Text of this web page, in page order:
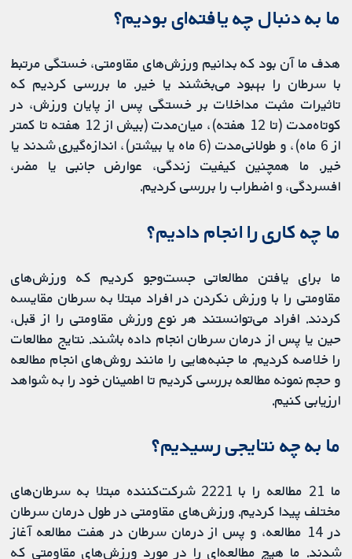
ما به دنبال چه یافته‌ای بودیم؟
هدف ما آن بود که بدانیم ورزش‌های مقاومتی، خستگی مرتبط
با سرطان را بهبود می‌بخشند یا خیر. ما بررسی کردیم که
تاثیرات مثبت مداخلات بر خستگی پس از پایان ورزش، در
کوتاه‌مدت (تا 12 هفته)، میان‌مدت (بیش از 12 هفته تا کمتر
از 6 ماه)، و طولانی‌مدت (6 ماه یا بیشتر)، اندازه‌گیری شدند یا
خیر. ما همچنین کیفیت زندگی، عوارض جانبی یا مضر،
افسردگی، و اضطراب را بررسی کردیم.
ما چه کاری را انجام دادیم؟
ما برای یافتن مطالعاتی جست‌وجو کردیم که ورزش‌های
مقاومتی را با ورزش نکردن در افراد مبتلا به سرطان مقایسه
‌کردند. افراد می‌توانستند هر نوع ورزش مقاومتی را از قبل،
حین یا پس از درمان سرطان انجام داده باشند. نتایج مطالعات
را خلاصه کردیم. ما جنبه‌هایی را مانند روش‌های انجام مطالعه
و حجم نمونه مطالعه بررسی کردیم تا اطمینان خود را به شواهد
ارزیابی کنیم.
ما به چه نتایجی رسیدیم؟
ما 21 مطالعه را با 2221 شرکت‌کننده مبتلا به سرطان‌های
مختلف پیدا کردیم. ورزش‌های مقاومتی در طول درمان سرطان
در 14 مطالعه، و پس از درمان سرطان در هفت مطالعه آغاز
شدند. ما هیچ مطالعه‌ای را در مورد ورزش‌های مقاومتی که